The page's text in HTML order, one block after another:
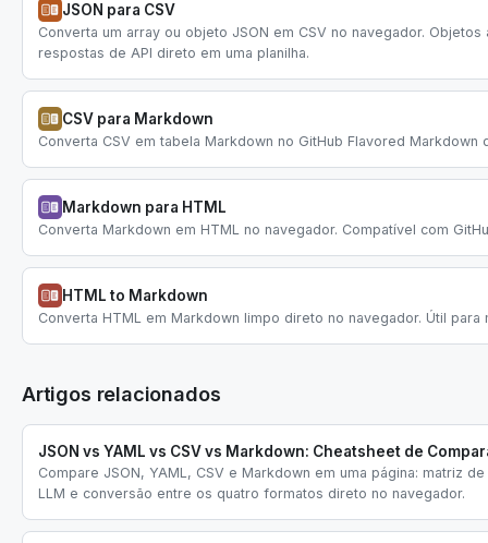
JSON para CSV
Converta um array ou objeto JSON em CSV no navegador.
respostas de API direto em uma planilha.
CSV para Markdown
Converta CSV em tabela Markdown no GitHub Flavored
Markdown para HTML
Converta Markdown em HTML no navegador. Compatível com
HTML to Markdown
Converta HTML em Markdown limpo direto no navegador. Útil
Artigos relacionados
JSON vs YAML vs CSV vs Markdown: Cheatsheet de
Compare JSON, YAML, CSV e Markdown em uma página: matriz
LLM e conversão entre os quatro formatos direto no navegador.